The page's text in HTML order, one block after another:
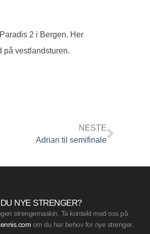
2 i Bergen. Her
på vestlandsturen.
NESTE
Adrian til semifinale
NYE STRENGER?
strengemaskin. Ta kontakt med oss på
om du har behov for nye strenger.